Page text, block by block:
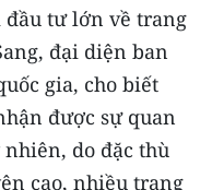
tư lớn về trang
đại diện ban
gia, cho biết
được sự quan
do đặc thù
cao, nhiều trang